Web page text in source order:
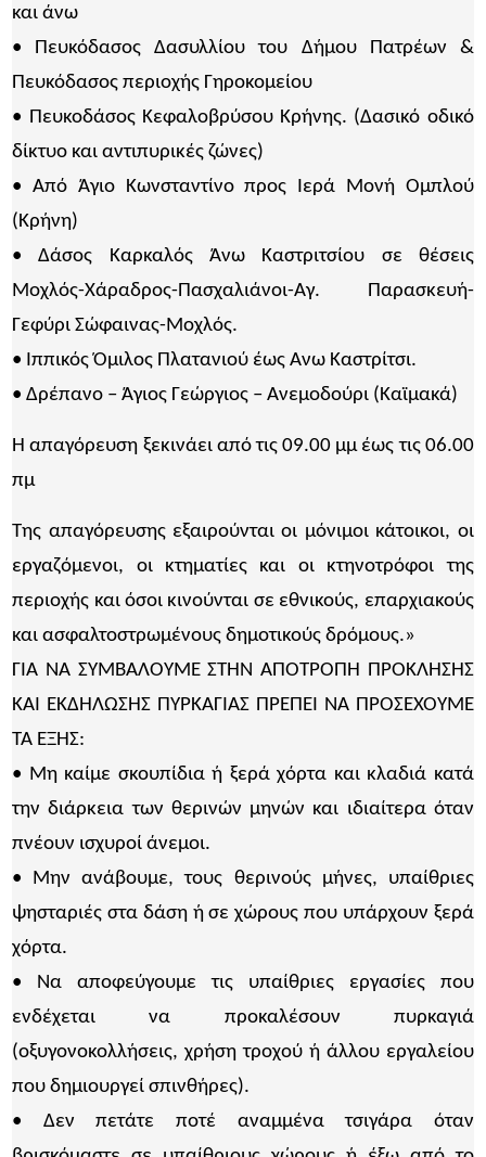
και άνω
• Πευκόδασος Δασυλλίου του Δήμου Πατρέων &
Πευκόδασος περιοχής Γηροκομείου
• Πευκοδάσος Κεφαλοβρύσου Κρήνης. (Δασικό οδικό
δίκτυο και αντιπυρικές ζώνες)
• Από Άγιο Κωνσταντίνο προς Ιερά Μονή Ομπλού
(Κρήνη)
• Δάσος Καρκαλός Άνω Καστριτσίου σε θέσεις
Μοχλός-Χάραδρος-Πασχαλιάνοι-Αγ. Παρασκευή-
Γεφύρι Σώφαινας-Μοχλός.
• Ιππικός Όμιλος Πλατανιού έως Ανω Καστρίτσι.
• Δρέπανο – Άγιος Γεώργιος – Ανεμοδούρι (Καϊμακά)
Η απαγόρευση ξεκινάει από τις 09.00 μμ έως τις 06.00
πμ
Της απαγόρευσης εξαιρούνται οι μόνιμοι κάτοικοι, οι
εργαζόμενοι, οι κτηματίες και οι κτηνοτρόφοι της
περιοχής και όσοι κινούνται σε εθνικούς, επαρχιακούς
και ασφαλτοστρωμένους δημοτικούς δρόμους.»
ΓΙΑ ΝΑ ΣΥΜΒΑΛΟΥΜΕ ΣΤΗΝ ΑΠΟΤΡΟΠΗ ΠΡΟΚΛΗΣΗΣ
ΚΑΙ ΕΚΔΗΛΩΣΗΣ ΠΥΡΚΑΓΙΑΣ ΠΡΕΠΕΙ ΝΑ ΠΡΟΣΕΧΟΥΜΕ
ΤΑ ΕΞΗΣ:
• Μη καίμε σκουπίδια ή ξερά χόρτα και κλαδιά κατά
την διάρκεια των θερινών μηνών και ιδιαίτερα όταν
πνέουν ισχυροί άνεμοι.
• Μην ανάβουμε, τους θερινούς μήνες, υπαίθριες
ψησταριές στα δάση ή σε χώρους που υπάρχουν ξερά
χόρτα.
• Να αποφεύγουμε τις υπαίθριες εργασίες που
ενδέχεται να προκαλέσουν πυρκαγιά
(οξυγονοκολλήσεις, χρήση τροχού ή άλλου εργαλείου
που δημιουργεί σπινθήρες).
• Δεν πετάτε ποτέ αναμμένα τσιγάρα όταν